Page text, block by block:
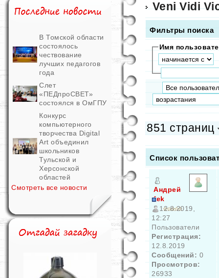
В Томской области
состоялось
чествование
лучших педагогов
года
Слет
«ПЕДпроСВЕТ»
состоялся в ОмГПУ
Конкурс
компьютерного
творчества Digital
Art объединил
школьников
Тульской и
Херсонской
областей
Смотреть все новости
Veni Vidi
Фильтры поиска
Имя
851 страниц
Список
Андрей
fek
12.8.2019,
12:27
Пользователи
Регистрация:
12.8.2019
Сообщений: 0
Просмотров:
26933